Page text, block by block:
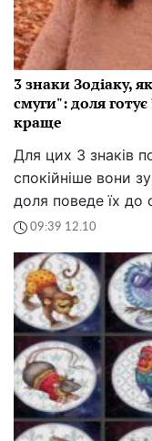
3 знаки Зодіаку,
смуги": доля
краще
Для цих 3 знаків
спокійніше вони
доля поведе їх до
09:39 12.10